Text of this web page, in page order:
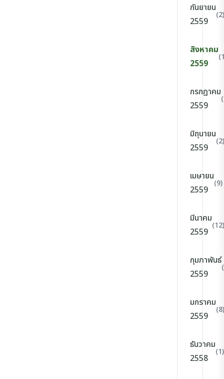
กันยายน
2559
(2)
สิงหาคม
2559
กรกฎาคม
2559
มิถุนายน
2559
(2)
เมษายน
2559
(9)
มีนาคม
2559
(12)
กุมภาพันธ์
2559
มกราคม
2559
(8)
ธันวาคม
2558
(1)